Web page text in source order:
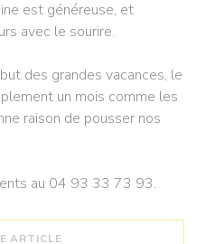
est généreuse, et
avec le sourire.
des grandes vacances, le
un mois comme les
raison de pousser nos
au 04 93 33 73 93.
ARTICLE